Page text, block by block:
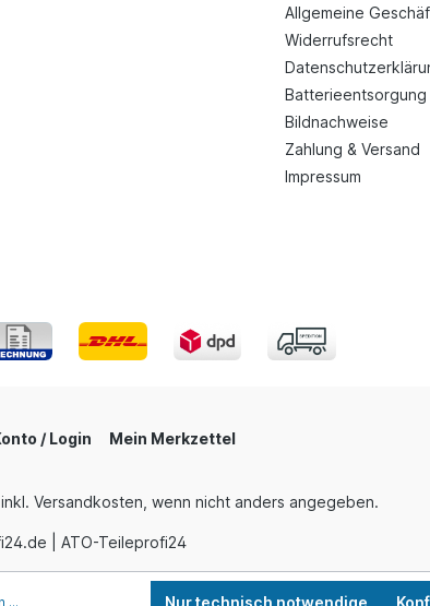
Allgemeine
Widerrufsrecht
Batterieentsorgung
Bildnachweise
Zahlung & Versand
Impressum
/ Login Mein Merkzettel
Versandkosten, wenn nicht anders angegeben.
| ATO-Teileprofi24
... Nur technisch notwendige